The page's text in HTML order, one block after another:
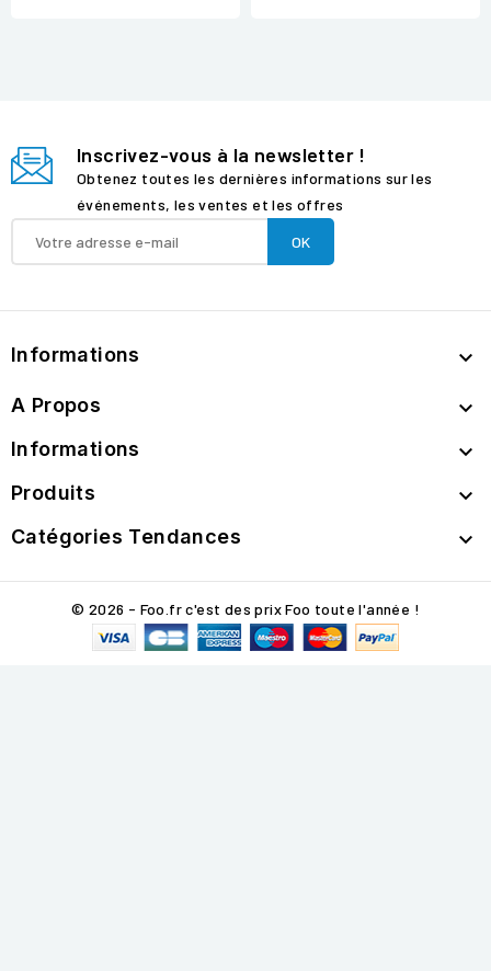
Inscrivez-vous à la newsletter !
Obtenez toutes les dernières informations sur les
événements, les ventes et les offres
Informations 
A Propos 
Informations 
Produits 
Catégories Tendances 
© 2026 - Foo.fr c'est des prix Foo toute l'année !